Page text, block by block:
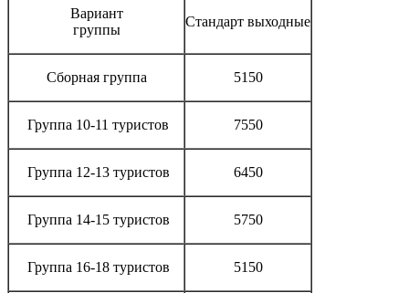
Вариант
группы
Стандарт выходные
Сборная группа 5150
Группа 10-11 туристов 7550
Группа 12-13 туристов 6450
Группа 14-15 туристов 5750
Группа 16-18 туристов 5150